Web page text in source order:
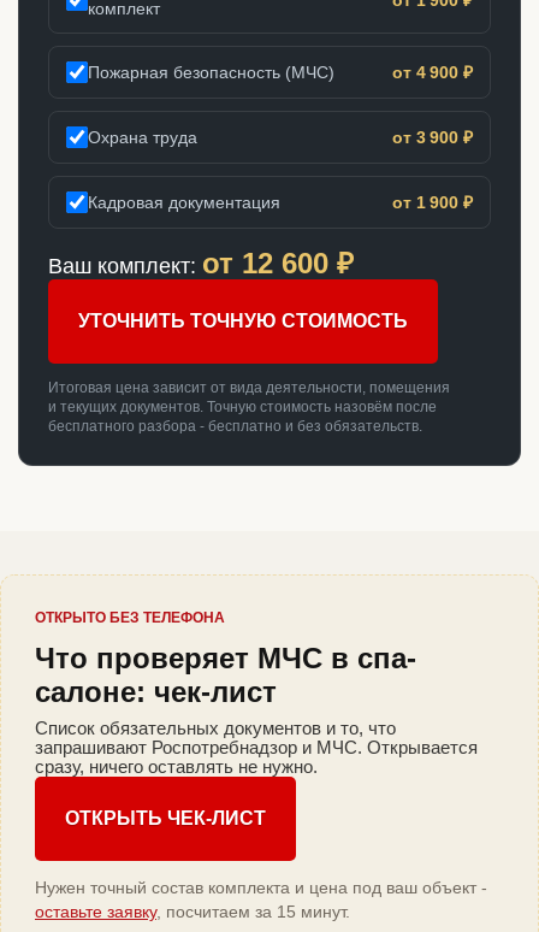
комплект
Пожарная безопасность (МЧС) от 4 900 ₽
Охрана труда от 3 900 ₽
Кадровая документация от 1 900 ₽
Ваш комплект: от 12 600 ₽
УТОЧНИТЬ ТОЧНУЮ СТОИМОСТЬ
Итоговая цена зависит от вида деятельности, помещения
и текущих документов. Точную стоимость назовём после
бесплатного разбора - бесплатно и без обязательств.
ОТКРЫТО БЕЗ ТЕЛЕФОНА
Что проверяет МЧС в спа-
салоне: чек-лист
Список обязательных документов и то, что
запрашивают Роспотребнадзор и МЧС. Открывается
сразу, ничего оставлять не нужно.
ОТКРЫТЬ ЧЕК-ЛИСТ
Нужен точный состав комплекта и цена под ваш объект -
оставьте заявку, посчитаем за 15 минут.